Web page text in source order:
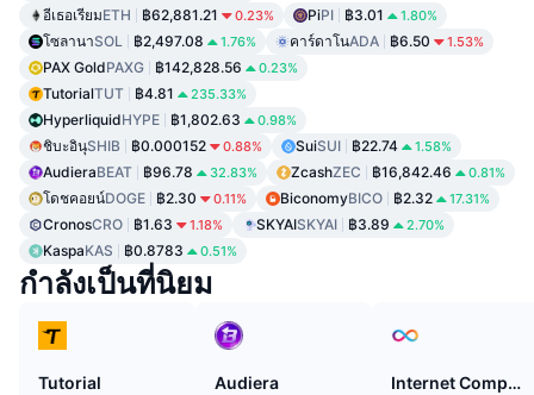
อีเธอเรียมETH ฿62,881.21 0.23% PiPI ฿3.01 1.80%
โซลานาSOL ฿2,497.08 1.76% คาร์ดาโนADA ฿6.50 1.53%
PAX GoldPAXG ฿142,828.56 0.23%
TutorialTUT ฿4.81 235.33%
HyperliquidHYPE ฿1,802.63 0.98%
ชิบะอินุSHIB ฿0.000152 0.88% SuiSUI ฿22.74 1.58%
AudieraBEAT ฿96.78 32.83% ZcashZEC ฿16,842.46 0.81%
โดชคอยน์DOGE ฿2.30 0.11% BiconomyBICO ฿2.32 17.31%
CronosCRO ฿1.63 1.18% SKYAISKYAI ฿3.89 2.70%
KaspaKAS ฿0.8783 0.51%
กำลังเป็นที่นิยม
Tutorial
Audiera
Internet Computer